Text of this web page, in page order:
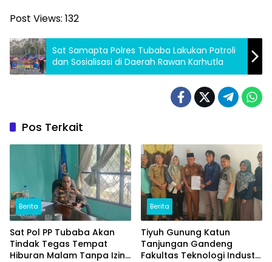
Post Views: 132
Sat Samapta Polres Tubaba Lakukan Patroli
dan Sosialisasi di Daerah Rawan Karhutla
Pos Terkait
Berita
Sat Pol PP Tubaba Akan
Tindak Tegas Tempat
Hiburan Malam Tanpa Izin
Berita
Tiyuh Gunung Katun
Tanjungan Gandeng
Fakultas Teknologi Industri